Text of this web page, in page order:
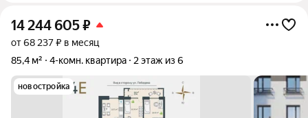
14 244 605₽
от 68 237 ₽ в месяц
85,4 м²
4-комн. квартира 2 этаж из 6
новостройка